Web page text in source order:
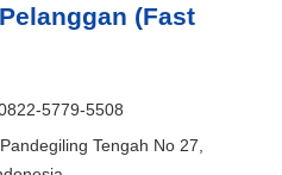
(Fast
5779-5508
Tengah No 27,